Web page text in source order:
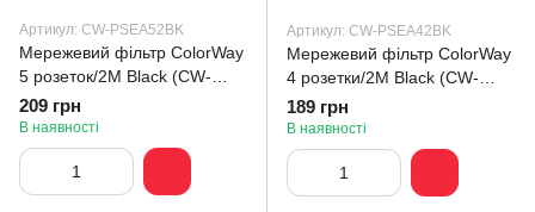
Артикул: CW-PSEA52BK
Мережевий фільтр СolorWay
5 розеток/2M Black (CW-
PSEA52BK)
209 грн
В наявності
Артикул: CW-PSEA42BK
Мережевий фільтр СolorWay
4 розетки/2M Black (CW-
PSEA42BK)
189 грн
В наявності